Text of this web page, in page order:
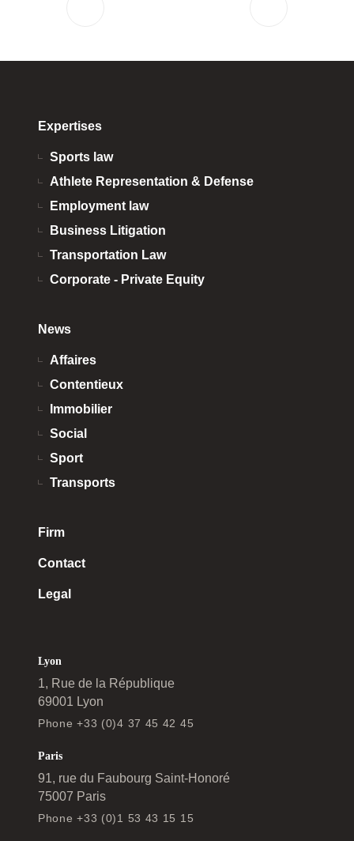
Expertises
Sports law
Athlete Representation & Defense
Employment law
Business Litigation
Transportation Law
Corporate - Private Equity
News
Affaires
Contentieux
Immobilier
Social
Sport
Transports
Firm
Contact
Legal
Lyon
1, Rue de la République
69001 Lyon
Phone +33 (0)4 37 45 42 45
Paris
91, rue du Faubourg Saint-Honoré
75007 Paris
Phone +33 (0)1 53 43 15 15